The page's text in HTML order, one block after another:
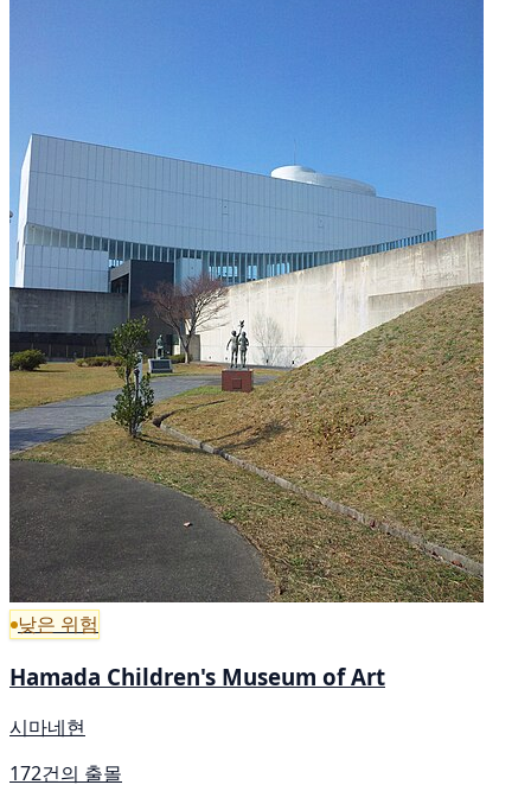
낮은 위험
Hamada Children's Museum of Art
시마네현
172건의 출몰